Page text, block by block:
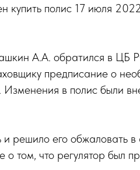
купить полис 17 июля
А.А. обратился в ЦБ
предписание о
Изменения в полис были
решило его обжаловать
том, что регулятор был